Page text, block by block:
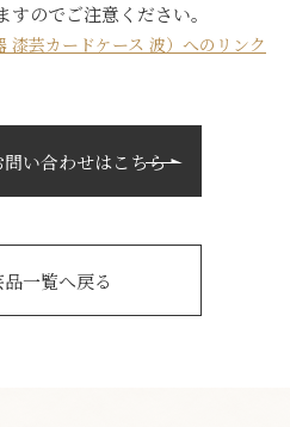
のでご注意ください。
漆芸カードケース 波）へのリンク
い合わせはこちら
一覧へ戻る